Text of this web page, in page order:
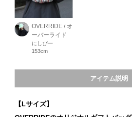
OVERRIDE / オ
ーバーライド
にしぴー
153cm
アイテム説明
【Lサイズ】